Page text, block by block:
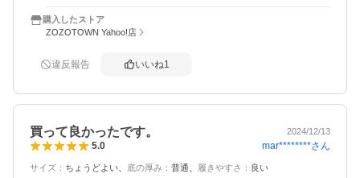
購入したストア
ZOZOTOWN Yahoo!店
違反報告 いいね1
買って良かったです。 2024/12/13
5.0 mar********さん
サイズ ： ちょうどよい 底の厚み ： 普通 履きやすさ ： 良い